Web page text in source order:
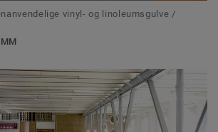
vinyl- og linoleumsgulve /